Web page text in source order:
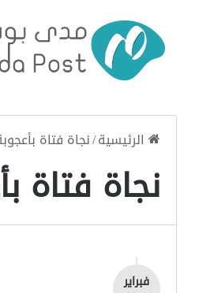
الرئيسية/نجاة فتاة
نجاة فتاة
فبراير